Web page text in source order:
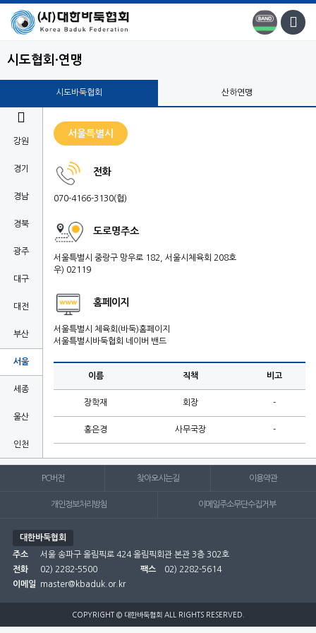
시도협회·연맹
시도바둑협회 산하연맹

강원
경기
경남
경북
광주
대구
대전
부산
서울
세종
울산
인천
충남
충북

서울특별시
전화
070-4166-3130(협)
도로명주소
서울특별시 중랑구 망우로 182, 서울시체육회 208호
우) 02119
홈페이지
서울특별시 체육회(바둑)홈페이지
서울특별시바둑협회 네이버 밴드
이름 직책 비고
장학재 회장 -
홍은경 사무국장 -
PC버전 찾아오시는길 이용약관
개인정보처리방침 이메일주소무단수집거부
대한바둑협회
주소
서울 송파구 올림픽로 424 올림픽회관 본관 3층 302호
전화
02) 2282-5500 팩스
02) 2282-5614
이메일
master@kbaduk.or.kr
COPYRIGHT © 대한바둑협회 ALL RIGHTS RESERVED.